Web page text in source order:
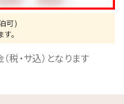
インルーム/キング
可)
。
・サ込）となります